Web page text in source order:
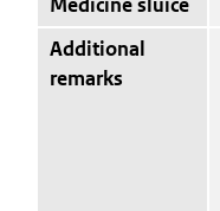
Additional
remarks